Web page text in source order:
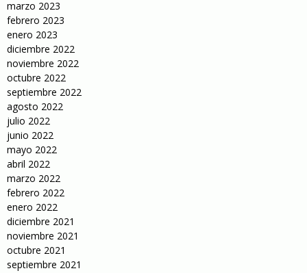
marzo 2023
febrero 2023
enero 2023
diciembre 2022
noviembre 2022
octubre 2022
septiembre 2022
agosto 2022
julio 2022
junio 2022
mayo 2022
abril 2022
marzo 2022
febrero 2022
enero 2022
diciembre 2021
noviembre 2021
octubre 2021
septiembre 2021